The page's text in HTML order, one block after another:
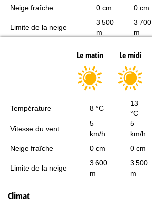
Neige fraîche 0 cm 0 cm
Limite de la neige
3 500
m
3 700
m
Le matin Le midi
Température 8 °C
13
°C
Vitesse du vent
5
km/h
5
km/h
Neige fraîche
0 cm 0 cm
Limite de la neige
3 600
m
3 500
m
Climat